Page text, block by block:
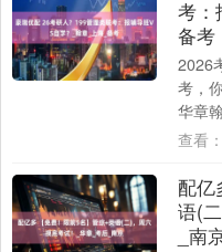
考：
备考
2026
考，
华章
用实
查看：
配亿
语(
_南